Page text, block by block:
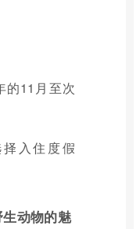
的11月至次
择入住度假
动物的魅